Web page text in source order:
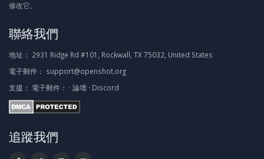
修改它。
聯絡我們
地址： 2931 Ridge Rd #101, Rockwall, TX 75032, United States
電子郵件： support@openshot.org
支援： 電子郵件： · 論壇 · Discord
追蹤我們